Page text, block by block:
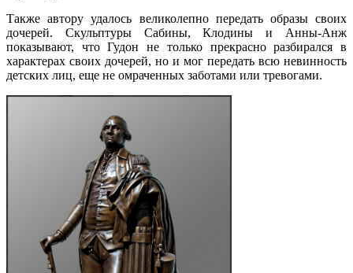
Также автору удалось великолепно передать образы своих
дочерей. Скульптуры Сабины, Клодины и Анны-Анж
показывают, что Гудон не только прекрасно разбирался в
характерах своих дочерей, но и мог передать всю невинность
детских лиц, еще не омраченных заботами или тревогами.